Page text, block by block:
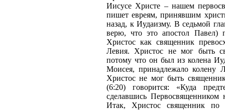
Иисусе Христе – нашем
пишет евреям, принявшим
назад, к Иудаизму. В седьмой
верю, что это апостол Павел)
Христос как священник
Левия. Христос не мог быть
потому что он был из колена
Моисея, принадлежало колену
Христос не мог быть
(6:20) говорится: «Куда
сделавшись
Итак, Христос священник по